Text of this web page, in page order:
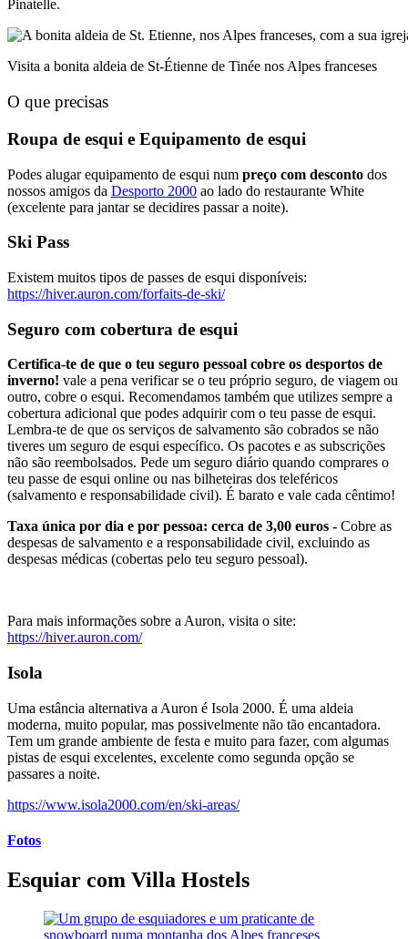
Pinatelle.
Visita a bonita aldeia de St-Étienne de Tinée nos Alpes franceses
O que precisas
Roupa de esqui e Equipamento de esqui
Podes alugar equipamento de esqui num preço com desconto dos
nossos amigos da Desporto 2000 ao lado do restaurante White
(excelente para jantar se decidires passar a noite).
Ski Pass
Existem muitos tipos de passes de esqui disponíveis:
https://hiver.auron.com/forfaits-de-ski/
Seguro com cobertura de esqui
Certifica-te de que o teu seguro pessoal cobre os desportos de
inverno! vale a pena verificar se o teu próprio seguro, de viagem ou
outro, cobre o esqui. Recomendamos também que utilizes sempre a
cobertura adicional que podes adquirir com o teu passe de esqui.
Lembra-te de que os serviços de salvamento são cobrados se não
tiveres um seguro de esqui específico. Os pacotes e as subscrições
não são reembolsados. Pede um seguro diário quando comprares o
teu passe de esqui online ou nas bilheteiras dos teleféricos
(salvamento e responsabilidade civil). É barato e vale cada cêntimo!
Taxa única por dia e por pessoa: cerca de 3,00 euros - Cobre as
despesas de salvamento e a responsabilidade civil, excluindo as
despesas médicas (cobertas pelo teu seguro pessoal).
Para mais informações sobre a Auron, visita o site:
https://hiver.auron.com/
Isola
Uma estância alternativa a Auron é Isola 2000. É uma aldeia
moderna, muito popular, mas possivelmente não tão encantadora.
Tem um grande ambiente de festa e muito para fazer, com algumas
pistas de esqui excelentes, excelente como segunda opção se
passares a noite.
https://www.isola2000.com/en/ski-areas/
Fotos
Esquiar com Villa Hostels